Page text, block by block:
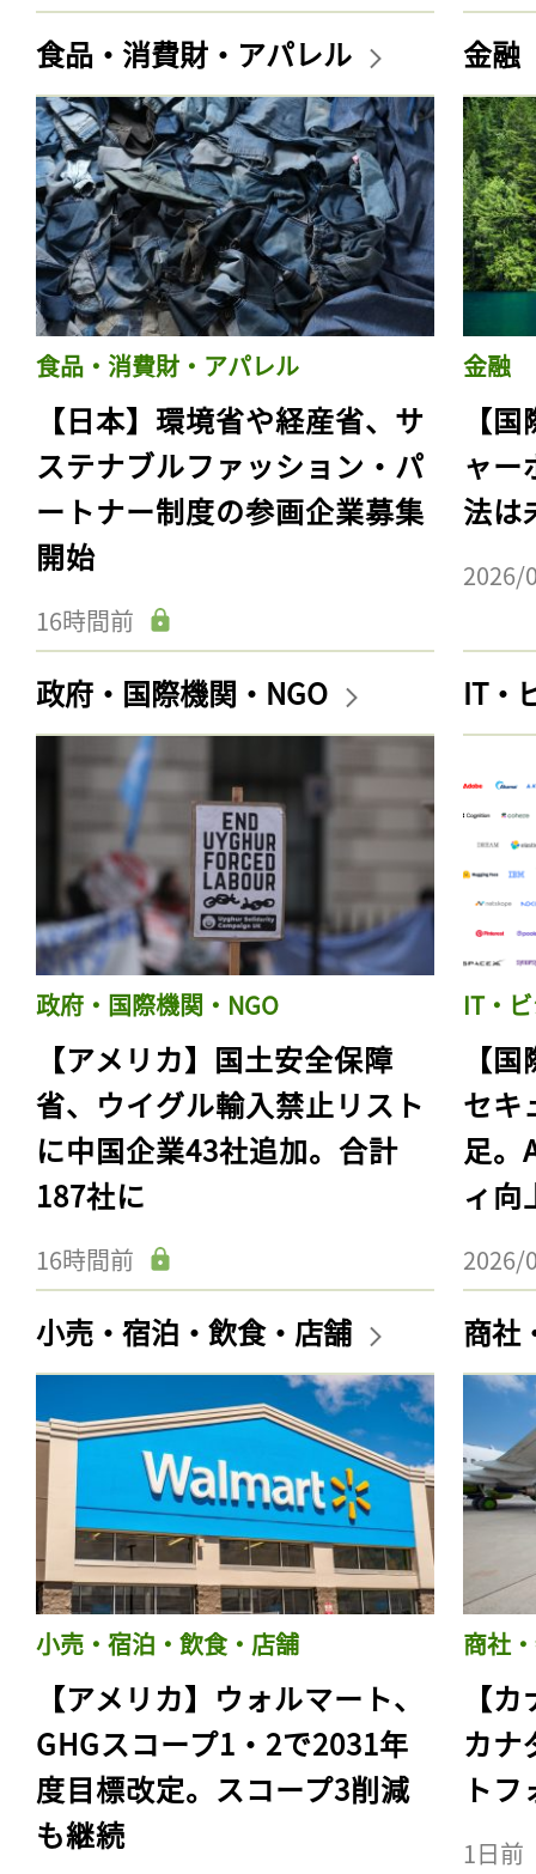
食品・消費財・アパレル
食品・消費財・アパレル
【日本】環境省や経産省、サ
ステナブルファッション・パ
ートナー制度の参画企業募集
開始
16時間前
金融
金融
【
ャー
法は
2026/
政府・国際機関・NGO
政府・国際機関・NGO
【アメリカ】国土安全保障
省、ウイグル輸入禁止リスト
に中国企業43社追加。合計
187社に
16時間前
IT・
IT・
【
セキ
足。
ィ向
2026/
小売・宿泊・飲食・店舗
小売・宿泊・飲食・店舗
【アメリカ】ウォルマート、
GHGスコープ1・2で2031年
度目標改定。スコープ3削減
も継続
商社
商社
【
カナ
ト
1日前